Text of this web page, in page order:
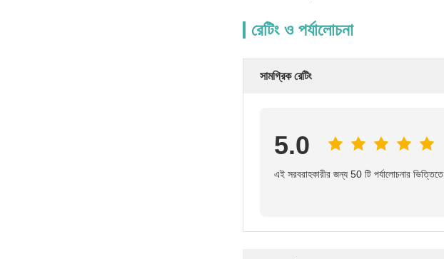
রেটিং ও পর্যালোচনা
সামগ্রিক রেটিং
5.0
এই সরবরাহকারীর জন্য 50 টি পর্যালোচনার ভিত্তিতে